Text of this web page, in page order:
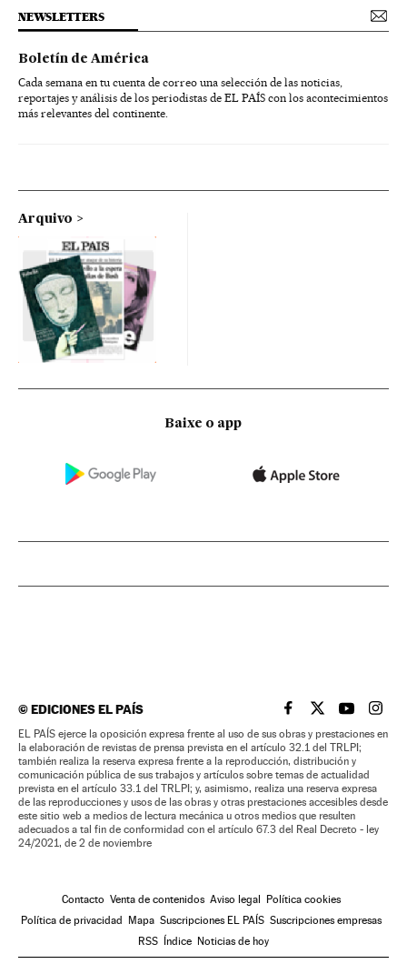
NEWSLETTERS
Boletín de América
Cada semana en tu cuenta de correo una selección de las noticias,
reportajes y análisis de los periodistas de EL PAÍS con los acontecimientos
más relevantes del continente.
Arquivo
Baixe o app
©EDICIONES EL PAÍS EL PAÍS BRASIL EN
EL PAÍSEL PAÍS
EL
EL PAÍS ejerce la oposición expresa frente al uso de sus obras y prestaciones en
la elaboración de revistas de prensa prevista en el artículo 32.1 del TRLPI;
también realiza la reserva expresa frente a la reproducción, distribución y
comunicación pública de sus trabajos y artículos sobre temas de actualidad
prevista en el artículo 33.1 del TRLPI; y, asimismo, realiza una reserva expresa
de las reproducciones y usos de las obras y otras prestaciones accesibles desde
este sitio web a medios de lectura mecánica u otros medios que resulten
adecuados a tal fin de conformidad con el artículo 67.3 del Real Decreto - ley
24/2021, de 2 de noviembre
Contacto Venta de contenidos Aviso legal Política cookies
Política de privacidad Mapa Suscripciones EL PAÍS Suscripciones empresas
RSS Índice Noticias de hoy